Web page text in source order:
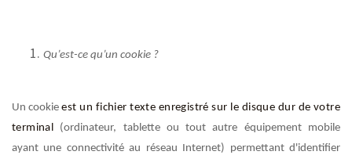
Qu’est-ce qu’un cookie ?
Un cookieest un fichier texte enregistré sur le disque dur de votre
terminal (ordinateur, tablette ou tout autre équipement mobile
ayant une connectivité au réseau Internet) permettant d'identifier